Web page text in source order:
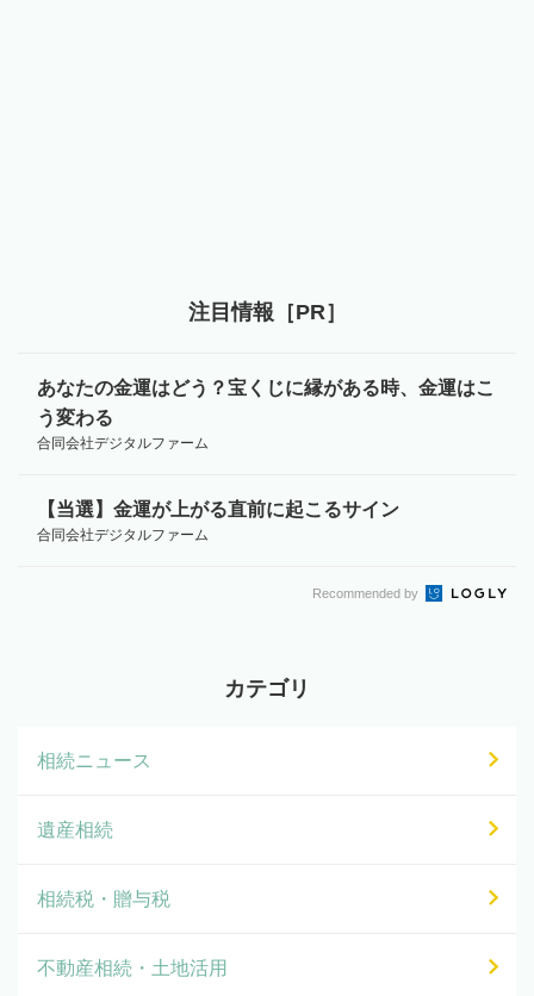
注目情報［PR］
あなたの金運はどう？宝くじに縁がある時、金運はこ
う変わる
合同会社デジタルファーム
【当選】金運が上がる直前に起こるサイン
合同会社デジタルファーム
Recommended by
カテゴリ
相続ニュース
遺産相続
相続税・贈与税
不動産相続・土地活用